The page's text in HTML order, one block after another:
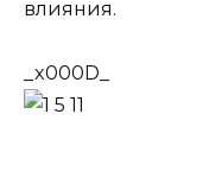
влияния.
_x000D_